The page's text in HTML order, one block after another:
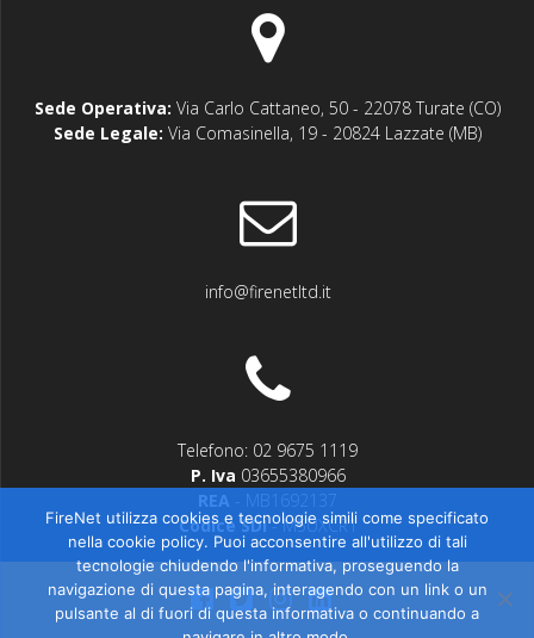
Sede Operativa: Via Carlo Cattaneo, 50 - 22078 Turate (CO)
Sede Legale: Via Comasinella, 19 - 20824 Lazzate (MB)
info@firenetltd.it
Telefono: 02 9675 1119
P. Iva 03655380966
REA - MB1692137
Codice SDI- M5UXCR1
FireNet utilizza cookies e tecnologie simili come specificato
nella cookie policy. Puoi acconsentire all'utilizzo di tali
tecnologie chiudendo l'informativa, proseguendo la
navigazione di questa pagina, interagendo con un link o un
pulsante al di fuori di questa informativa o continuando a